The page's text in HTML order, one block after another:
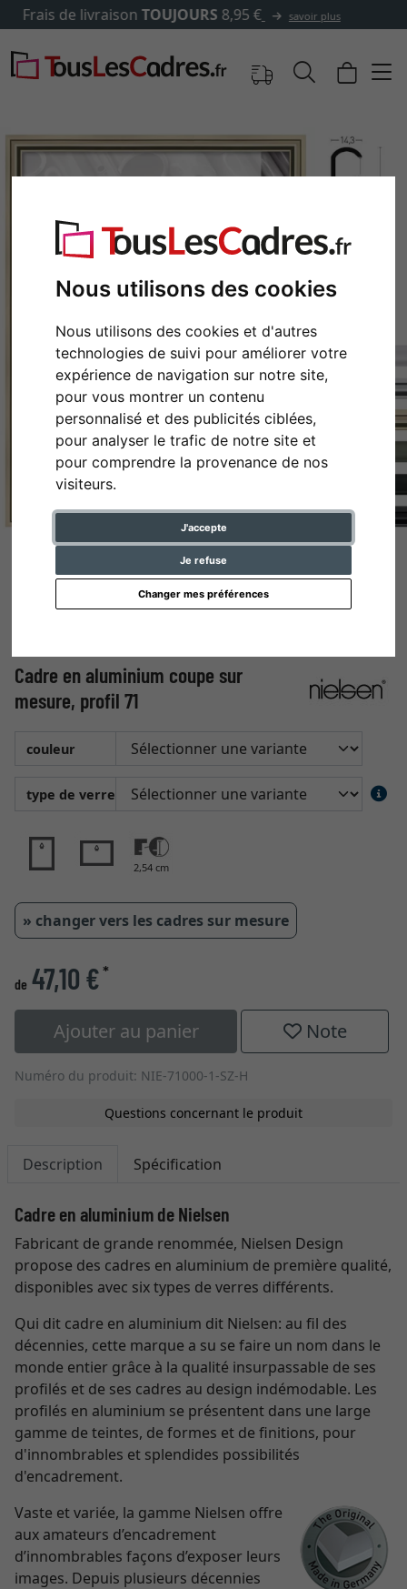
Nous utilisons des cookies
Nous utilisons des cookies et d'autres
technologies de suivi pour améliorer votre
expérience de navigation sur notre site,
pour vous montrer un contenu
personnalisé et des publicités ciblées,
pour analyser le trafic de notre site et
pour comprendre la provenance de nos
visiteurs.
J'accepte
Je refuse
Changer mes préférences
✓500 000 articles au choix
Retour
Cadre en aluminium coupe sur
mesure, profil 71
couleur
type de verre
2,54 cm
» changer vers les cadres sur mesure
de 47,10 €*
Ajouter au panier Note
Numéro du produit: NIE-71000-1-SZ-H
Questions concernant le produit
Description Spécification
Cadre en aluminium de Nielsen
Fabricant de grande renommée, Nielsen Design
propose des cadres en aluminium de première qualité,
disponibles avec six types de verres différents.
Qui dit cadre en aluminium dit Nielsen: au fil des
décennies, cette marque a su se faire un nom dans le
monde entier grâce à la qualité insurpassable de ses
profilés et de ses cadres au design indémodable. Les
profilés en aluminium se présentent dans une large
gamme de teintes, de formes et de finitions, pour
d'innombrables et splendides possibilités
d'encadrement.
Vaste et variée, la gamme Nielsen offre
aux amateurs d’encadrement
d’innombrables façons d’exposer leurs
images. Depuis plusieurs décennies